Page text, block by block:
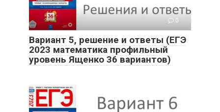
0
Вариант 5, решение и ответы (ЕГЭ
2023 математика профильный
уровень Ященко 36 вариантов)